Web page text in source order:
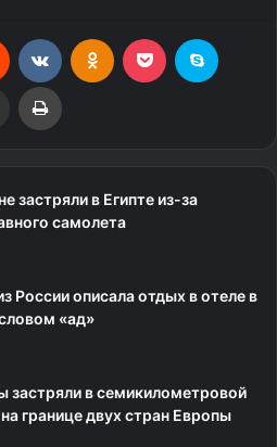
застряли в Египте из-за
самолета
России описала отдых в отеле в
«ад»
застряли в семикилометровой
границе двух стран Европы